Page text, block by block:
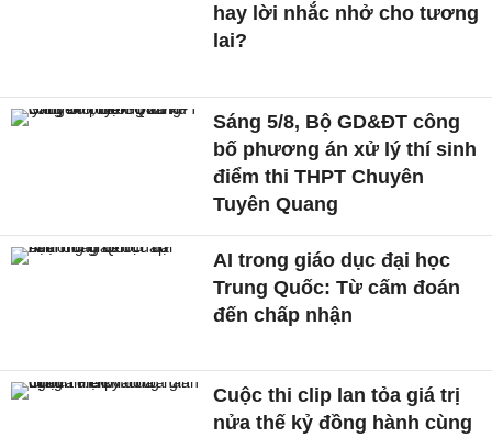
hay lời nhắc nhở cho tương
lai?
Sáng 5/8, Bộ GD&ĐT công
bố phương án xử lý thí sinh
điểm thi THPT Chuyên
Tuyên Quang
AI trong giáo dục đại học
Trung Quốc: Từ cấm đoán
đến chấp nhận
Cuộc thi clip lan tỏa giá trị
nửa thế kỷ đồng hành cùng